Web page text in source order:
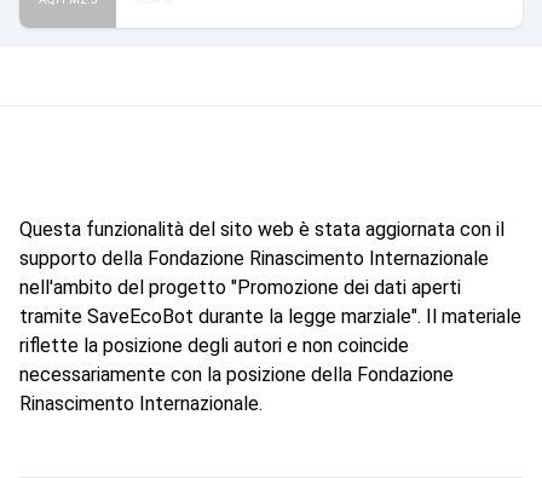
Questa funzionalità del sito web è stata aggiornata con il
supporto della Fondazione Rinascimento Internazionale
nell'ambito del progetto "Promozione dei dati aperti
tramite SaveEcoBot durante la legge marziale". Il materiale
riflette la posizione degli autori e non coincide
necessariamente con la posizione della Fondazione
Rinascimento Internazionale.